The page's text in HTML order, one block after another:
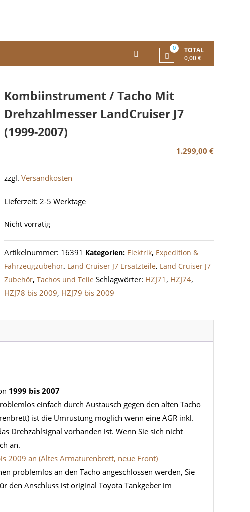
0
TOTAL
0,00 €
Kombiinstrument / Tacho Mit
Drehzahlmesser LandCruiser J7
(1999-2007)
1.299,00 €
zzgl.Versandkosten
Lieferzeit:2-5 Werktage
Nicht vorrätig
Artikelnummer: 16391 Kategorien: Elektrik, Expedition &
Fahrzeugzubehör, Land Cruiser J7 Ersatzteile, Land Cruiser J7
Zubehör,Tachos und Teile Schlagwörter: HZJ71 , HZJ74,
HZJ78 bis 2009, HZJ79 bis 2009
1999 bis 2007
einfach durch Austausch gegen den alten Tacho
ist die Umrüstung möglich wenn eine AGR inkl.
Drehzahlsignal vorhanden ist. Wenn Sie sich nicht
an.
2009 an (Altes Armaturenbrett, neue Front)
problemlos an den Tacho angeschlossen werden, Sie
den Anschluss ist original Toyota Tankgeber im